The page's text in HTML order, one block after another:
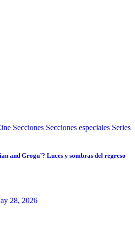
Secciones Secciones especiales Series
and Grogu’? Luces y sombras del regreso
28, 2026